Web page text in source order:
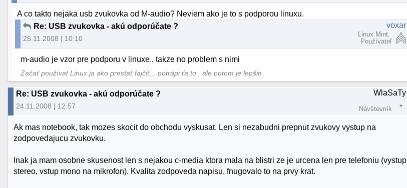
A co takto nejaka usb zvukovka od M-audio? Neviem ako je to s podporou linuxu.
Re: USB zvukovka - akú odporúčate ?
25.11.2008 | 10:10
voxar
Linux Mint,
Používateľ
m-audio je vzor pre podporu v linuxe.. takze no problem s nimi
Začať používat Linux ja ako prestať fajčiť... potrápi ťa to , ale potom je lepšie
Re: USB zvukovka - akú odporúčate ?
24.11.2008 | 12:57
WlaSaTy
Návštevník
Ak mas notebook, tak mozes skocit do obchodu vyskusat. Len si nezabudni prepnut zvukovy vystup na
zodpovedajucu zvukovku.
Inak ja mam osobne skusenost len s nejakou c-media ktora mala na blistri ze je urcena len pre telefoniu (vystup
stereo, vstup mono na mikrofon). Kvalita zodpoveda napisu, fnugovalo to na prvy krat.